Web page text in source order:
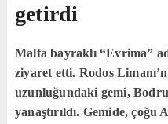
getirdi
Malta bayraklı “Evrima”
ziyaret etti. Rodos
uzunluğundaki gemi,
yanaştırıldı. Gemide, çoğu